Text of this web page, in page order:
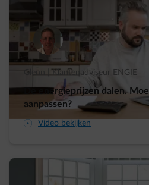
Glenn | Klantenadviseur ENGIE
De energieprijzen dalen.
aanpassen?
arrow-play-fwd Video bekijken